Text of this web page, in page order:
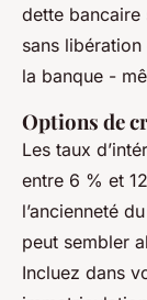
dette bancaire
sans
la banque -
Options de
Les taux
entre 6 % et
l’ancienneté
peut sembler
Incluez dans